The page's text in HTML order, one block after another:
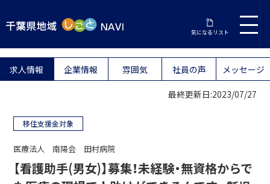
気になるリスト
求人情報 企業情報 雰囲気 社員の声 メッセージ
最終更新日:2023/07/27
移住支援金対象
医療法人 南陽会 田村病院
【看護助手(男女)】募集！未経験・無資格からで